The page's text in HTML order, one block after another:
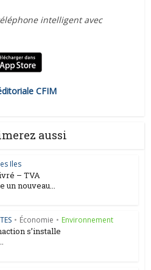
intelligent avec
CFIM
aussi
Iles
– TVA
un nouveau...
• Économie • Environnement
s’installe